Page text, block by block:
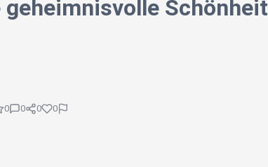
Schönheit
0 0 0 0